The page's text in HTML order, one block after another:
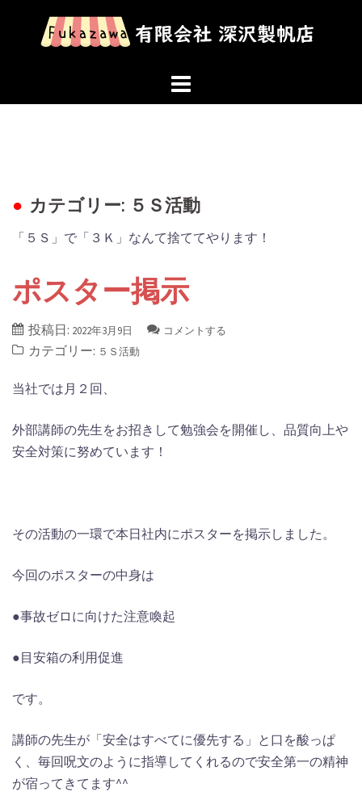
カテゴリー: ５Ｓ活動
「５Ｓ」で「３Ｋ」なんて捨ててやります！
ポスター掲示
投稿日: 2022年3月9日 コメントする
カテゴリー: ５Ｓ活動
当社では月２回、
外部講師の先生をお招きして勉強会を開催し、品質向上や
安全対策に努めています！
その活動の一環で本日社内にポスターを掲示しました。
今回のポスターの中身は
●事故ゼロに向けた注意喚起
●目安箱の利用促進
です。
講師の先生が「安全はすべてに優先する」と口を酸っぱ
く、毎回呪文のように指導してくれるので安全第一の精神
が宿ってきてます^^